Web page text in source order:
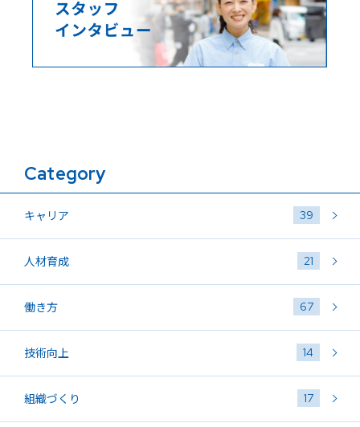
Category
キャリア 39
人材育成 21
働き方 67
技術向上 14
組織づくり 17